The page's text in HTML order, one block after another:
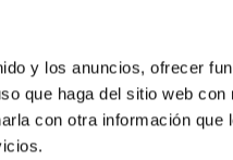
y los anuncios, ofrecer
que haga del sitio web
con otra información que
70
funcionales. Esta serie